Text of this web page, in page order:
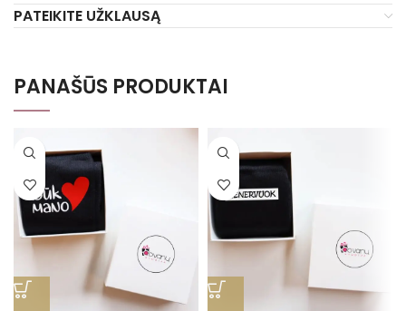
PATEIKITE UŽKLAUSĄ
PANAŠŪS PRODUKTAI